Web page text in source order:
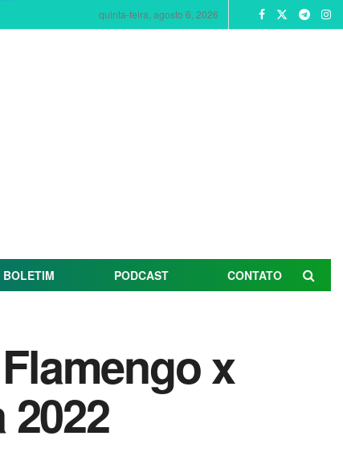
quinta-feira, agosto 6, 2026
BOLETIM PODCAST CONTATO
x